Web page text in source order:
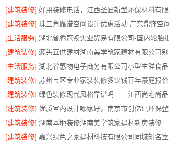
[建筑装修]
[建筑装修]
[生活服务]
[建筑装修]
[生活服务]
[建筑装修] 苏州市区专业家装装修多少钱百年豪庭报价
[建筑装修]
[建筑装修]
[建筑装修] 湖南本地装修湖南美学筑家建材新房装修
[建筑装修]